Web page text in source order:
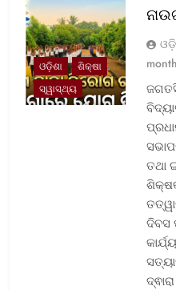
ଓଡ଼ିଶା
ଶିକ୍ଷା
ସ୍ୱାସ୍ଥ୍ୟ
ତଥା
ଦିବସ